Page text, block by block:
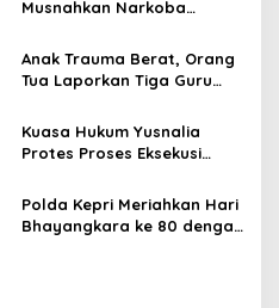
Musnahkan Narkoba
Anak Trauma Berat, Orang
Tua Laporkan Tiga Guru
ke Polda
Kuasa Hukum Yusnalia
Protes Proses Eksekusi
Polda Kepri Meriahkan Hari
Bhayangkara ke 80 dengan